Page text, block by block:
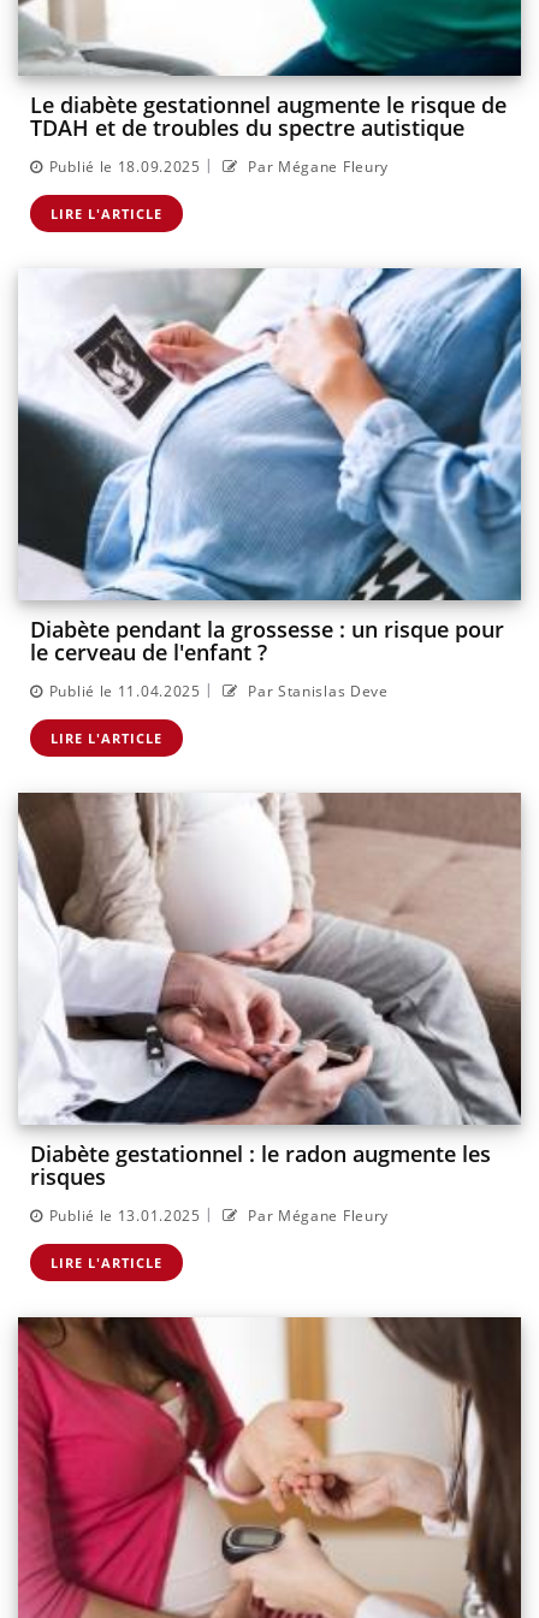
Le diabète gestationnel augmente le risque de
TDAH et de troubles du spectre autistique
Publié le 18.09.2025 | Par Mégane Fleury
LIRE L'ARTICLE
Diabète pendant la grossesse : un risque pour
le cerveau de l'enfant ?
Publié le 11.04.2025 | Par Stanislas Deve
LIRE L'ARTICLE
Diabète gestationnel : le radon augmente les
risques
Publié le 13.01.2025 | Par Mégane Fleury
LIRE L'ARTICLE